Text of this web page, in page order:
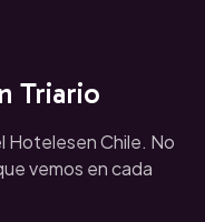
Triario
Hotelesen Chile. No
vemos en cada